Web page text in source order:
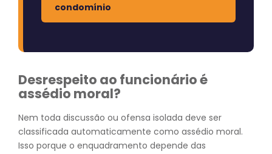
condomínio
Desrespeito ao funcionário é
assédio moral?
Nem toda discussão ou ofensa isolada deve ser
classificada automaticamente como assédio moral.
Isso porque o enquadramento depende das